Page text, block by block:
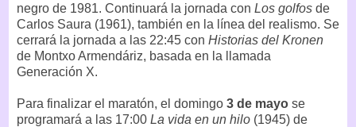
negro de 1981. Continuará la jornada con Los golfos de
Carlos Saura (1961), también en la línea del realismo. Se
cerrará la jornada a las 22:45 con Historias del Kronen
de Montxo Armendáriz, basada en la llamada
Generación X.
Para finalizar el maratón, el domingo 3 de mayo se
programará a las 17:00 La vida en un hilo (1945) de